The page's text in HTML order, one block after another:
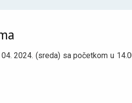
2024. (sreda) sa početkom u